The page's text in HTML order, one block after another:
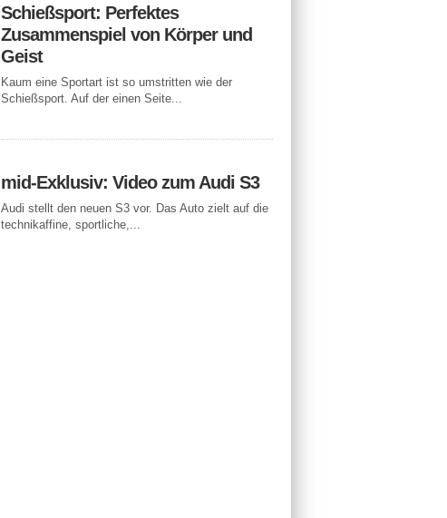
Schießsport: Perfektes
Zusammenspiel von Körper und
Geist
Kaum eine Sportart ist so umstritten wie der
Schießsport. Auf der einen Seite...
mid-Exklusiv: Video zum Audi S3
Audi stellt den neuen S3 vor. Das Auto zielt auf die
technikaffine, sportliche,...